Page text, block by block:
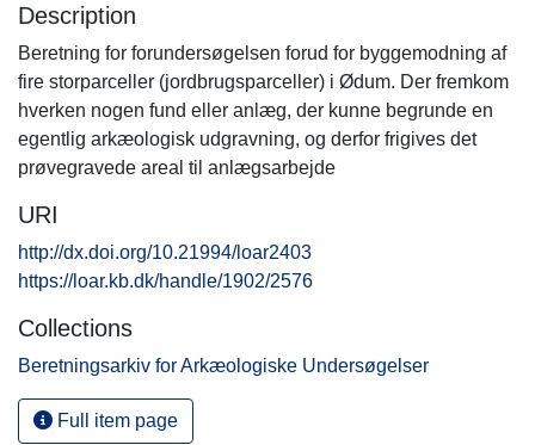
Description
Beretning for forundersøgelsen forud for byggemodning af
fire storparceller (jordbrugsparceller) i Ødum. Der fremkom
hverken nogen fund eller anlæg, der kunne begrunde en
egentlig arkæologisk udgravning, og derfor frigives det
prøvegravede areal til anlægsarbejde
URI
http://dx.doi.org/10.21994/loar2403
https://loar.kb.dk/handle/1902/2576
Collections
Beretningsarkiv for Arkæologiske Undersøgelser
Full item page